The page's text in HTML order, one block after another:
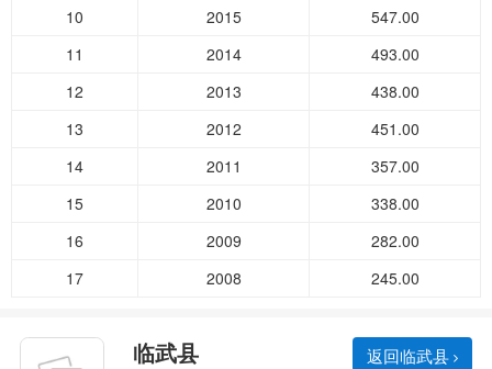
10
2015
547.00
11
2014
493.00
12
2013
438.00
13
2012
451.00
14
2011
357.00
15
2010
338.00
16
2009
282.00
17
2008 245.00
临武县 返回临武县